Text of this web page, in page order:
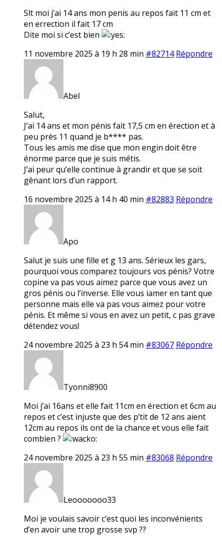
Slt moi j’ai 14 ans mon penis au repos fait 11 cm et
en errection il fait 17 cm
Dite moi si c’est bien
11 novembre 2025 à 19 h 28 min #82714 Répondre
Abel
Salut,
J’ai 14 ans et mon pénis fait 17,5 cm en érection et à
peu près 11 quand je b**** pas.
Tous les amis me dise que mon engin doit être
énorme parce que je suis métis.
J’ai peur qu’elle continue à grandir et que se soit
gênant lors d’un rapport.
16 novembre 2025 à 14 h 40 min #82883 Répondre
Apo
Salut je suis une fille et g 13 ans. Sérieux les gars,
pourquoi vous comparez toujours vos pénis? Votre
copine va pas vous aimez parce que vous avez un
gros pénis ou l’inverse. Elle vous iamer en tant que
personne mais elle va pas vous aimez pour votre
pénis. Et même si vous en avez un petit, c pas grave
détendez vous!
24 novembre 2025 à 23 h 54 min #83067 Répondre
Tyonni8900
Moi j’ai 16ans et elle fait 11cm en érection et 6cm au
repos et c’est injuste que des p’tit de 12 ans aient
12cm au repos ils ont de la chance et vous elle fait
combien ?
24 novembre 2025 à 23 h 55 min #83068 Répondre
Leooooooo33
Moi je voulais savoir c’est quoi les inconvénients
d’en avoir une trop grosse svp ??